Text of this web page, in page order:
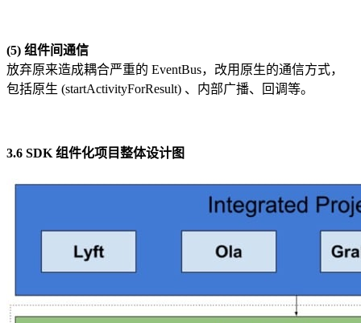
(5) 组件间通信
放弃原来造成耦合严重的 EventBus，改用原生的通信方式，
包括原生 (startActivityForResult) 、内部广播、回调等。
3.6 SDK 组件化项目整体设计图